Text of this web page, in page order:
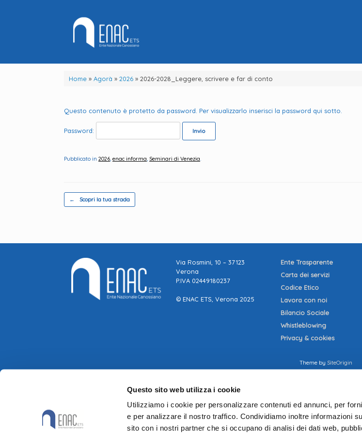
Questo sito web utilizza i cookie
Utilizziamo i cookie per personalizzare contenuti ed annunci, per
e per analizzare il nostro traffico. Condividiamo inoltre informazioni
sito con i nostri partner che si occupano di analisi dei dati web,
Home» Agorà » 2026» 2026-2028_Leggere, scrivere e far di conto
Questo contenuto è protetto da password. Per visualizzarlo inserisci la password qui sotto.
Password:
Pubblicato in 2026 enac informa Seminari di Venezia
Navigazione articolo
← Scopri la tua strada
Via Rosmini, 10 – 37123
Verona
P.IVA 02449180237
© ENAC ETS, Verona 2025
Ente Trasparente
Carta dei servizi
Codice Etico
Lavora con noi
Bilancio Sociale
Whistleblowing
Privacy & cookies
Theme by SiteOrigin